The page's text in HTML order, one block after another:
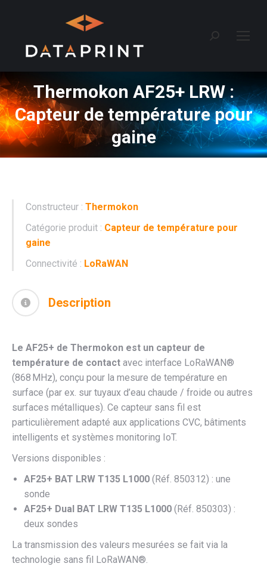
Recherche
Thermokon AF25+ LRW :
Capteur de température pour
gaine
Constructeur : Thermokon
Catégorie produit : Capteur de température pour
gaine
Connectivité : LoRaWAN
Description
Le AF25+ de Thermokon est un capteur de
température de contact avec interface LoRaWAN®
(868 MHz), conçu pour la mesure de température en
surface (par ex. sur tuyaux d’eau chaude / froide ou autres
surfaces métalliques). Ce capteur sans fil est
particulièrement adapté aux applications CVC, bâtiments
intelligents et systèmes monitoring IoT.
Versions disponibles :
AF25+ BAT LRW T135 L1000 (Réf. 850312) : une
sonde
AF25+ Dual BAT LRW T135 L1000 (Réf. 850303) :
deux sondes
La transmission des valeurs mesurées se fait via la
technologie sans fil LoRaWAN®.